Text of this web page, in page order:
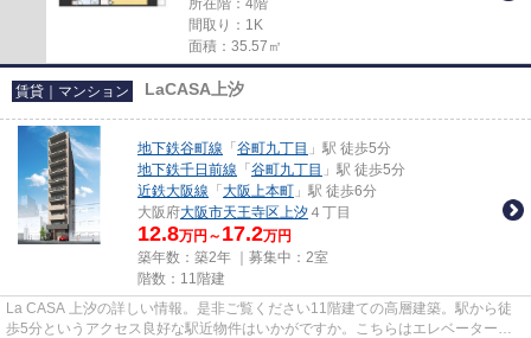
所在階：4階
間取り：1K
面積：35.57㎡
賃貸｜マンション LaCASA上汐
地下鉄谷町線 「 谷町九丁目 」駅 徒歩5分
地下鉄千日前線 「 谷町九丁目 」駅 徒歩5分
近鉄大阪線 「 大阪上本町 」駅 徒歩6分
大阪府大阪市天王寺区上汐 ４丁目
12.8万円～ 17.2万円
築年数：築2年 ｜募集中： 2室
階数：11階建
La CASA 上汐の詳しい情報。是非ご覧ください11階建ての高層建築。駅から徒
歩5分というアクセス良好な駅近物件はいかがですか。こちらはエレベーター付